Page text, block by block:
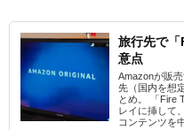
旅行先で
意点
Amazonが販
先（国内を想
とめ。 「Fire
レイに挿して
コンテンツを